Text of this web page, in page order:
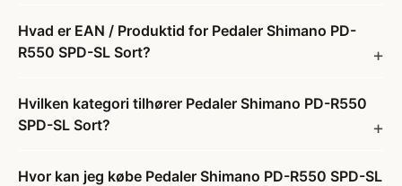
Hvad er EAN / Produktid for Pedaler Shimano PD-
R550 SPD-SL Sort?
Hvilken kategori tilhører Pedaler Shimano PD-R550
SPD-SL Sort?
Hvor kan jeg købe Pedaler Shimano PD-R550 SPD-SL